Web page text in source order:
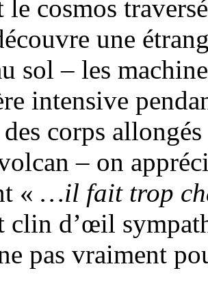
le cosmos
une
sol – les
intensive
corps
– on
« …il fait trop
clin d’œil
pas vraiment